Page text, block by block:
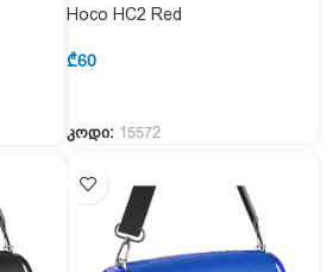
Hoco HC2 Red
₾60
კოდი: 15572